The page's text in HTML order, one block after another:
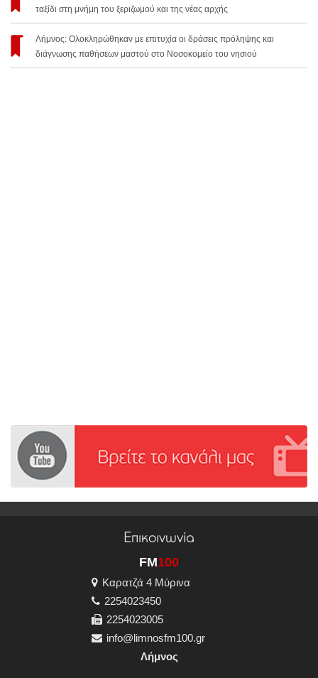
ταξίδι στη μνήμη του ξεριζωμού και της νέας αρχής
Λήμνος: Ολοκληρώθηκαν με επιτυχία οι δράσεις πρόληψης και
διάγνωσης παθήσεων μαστού στο Νοσοκομείο του νησιού
Επικοινωνία
FM100
Καρατζά 4 Μύρινα
2254023450
2254023005
info@limnosfm100.gr
Λήμνος